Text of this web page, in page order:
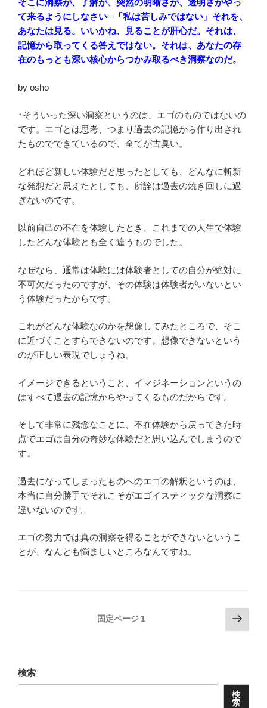
そこに洞察が、了解が、突然の明晰さが、透明さがやっ
て来るようにしなさい─「私は苦しみではない」それを、
あなたは見る。いいかね、見ることが肝心だ。それは、
記憶から取ってくる答えではない。それは、あなたの存
在のもっとも深い核心からつかみ取るべき洞察なのだ。
by osho
↑そういった深い洞察というのは、エゴのものではないの
です。エゴとは思考、つまり過去の記憶から作り出され
たものでできているので、全てが古臭い。
どれほど新しい体験だと思ったとしても、どんなに斬新
な発想だと思えたとしても、所詮は過去の焼き回しに過
ぎないのです。
以前自己の不在を体験したとき、これまでの人生で体験
したどんな体験とも全く違うものでした。
なぜなら、通常は体験には体験者としての自分が絶対に
不可欠だったのですが、その体験は体験者がいないとい
う体験だったからです。
これがどんな体験なのかを想像してみたところで、そこ
に近づくことすらできないのです。想像できないという
のが正しい表現でしょうね。
イメージできるということ、イマジネーションというの
はすべて過去の記憶からやってくるものだからです。
そして非常に残念なことに、不在体験から戻ってきた時
点でエゴは自分の奇妙な体験だと思い込んでしまうので
す。
過去になってしまったものへのエゴの解釈というのは、
本当に自分勝手でそれこそがエゴイスティックな洞察に
違いないのです。
エゴの努力では真の洞察を得ることができないというこ
とが、なんとも悩ましいところなんですね。
ビ
ゲ
固定ページ 1
次
の
検索
検
索